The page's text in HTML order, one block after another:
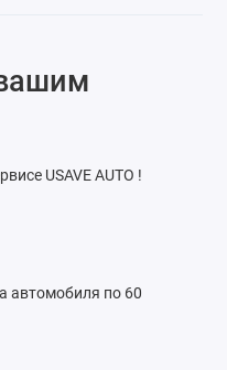
USAVE AUTO !
автомобиля по 60